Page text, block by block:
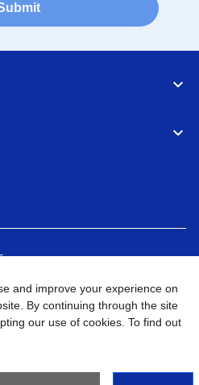
Site Map Kunjungi Situs Global
SALES INDONESIA All
and improve your experience on
By continuing through the site
our use of cookies. To find out